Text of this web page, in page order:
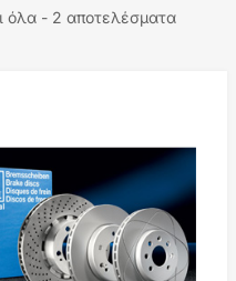
όλα - 2 αποτελέσματα